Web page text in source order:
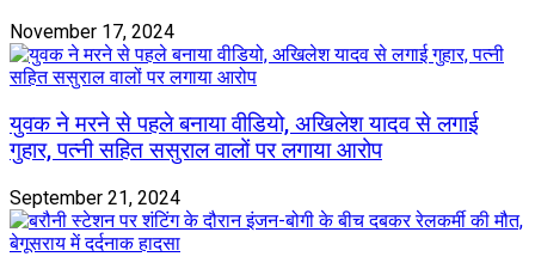
November 17, 2024
युवक ने मरने से पहले बनाया वीडियो, अखिलेश यादव से लगाई
गुहार, पत्नी सहित ससुराल वालों पर लगाया आरोप
September 21, 2024